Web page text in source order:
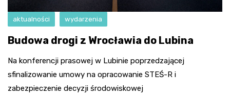
aktualności wydarzenia
Budowa drogi z Wrocławia do Lubina
Na konferencji prasowej w Lubinie poprzedzającej
sfinalizowanie umowy na opracowanie STEŚ-R i
zabezpieczenie decyzji środowiskowej